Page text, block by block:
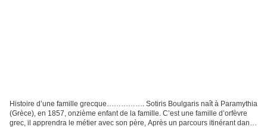
Histoire d’une famille grecque……………. Sotiris Boulgaris naît à Paramythia
(Grèce), en 1857, onzième enfant de la famille. C’est une famille d’orfèvre
grec, il apprendra le métier avec son père, Après un parcours itinérant dans